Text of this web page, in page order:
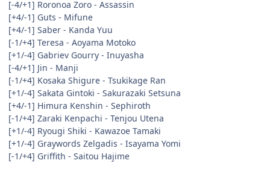
[-4/+1] Roronoa Zoro - Assassin
[+4/-1] Guts - Mifune
[+4/-1] Saber - Kanda Yuu
[-1/+4] Teresa - Aoyama Motoko
[+1/-4] Gabriev Gourry - Inuyasha
[-4/+1] Jin - Manji
[-1/+4] Kosaka Shigure - Tsukikage Ran
[+1/-4] Sakata Gintoki - Sakurazaki Setsuna
[+4/-1] Himura Kenshin - Sephiroth
[-1/+4] Zaraki Kenpachi - Tenjou Utena
[+1/-4] Ryougi Shiki - Kawazoe Tamaki
[+1/-4] Graywords Zelgadis - Isayama Yomi
[-1/+4] Griffith - Saitou Hajime